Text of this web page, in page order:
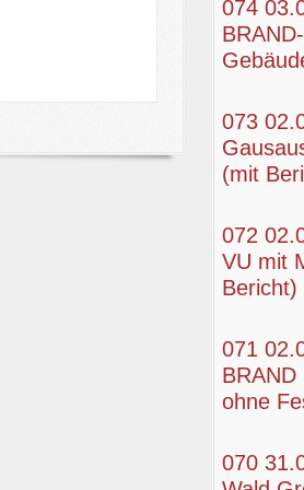
074
073
(mit
072
VU mit
Bericht)
071
BRAND
ohne
070
am Bahnhof (mit Bericht)